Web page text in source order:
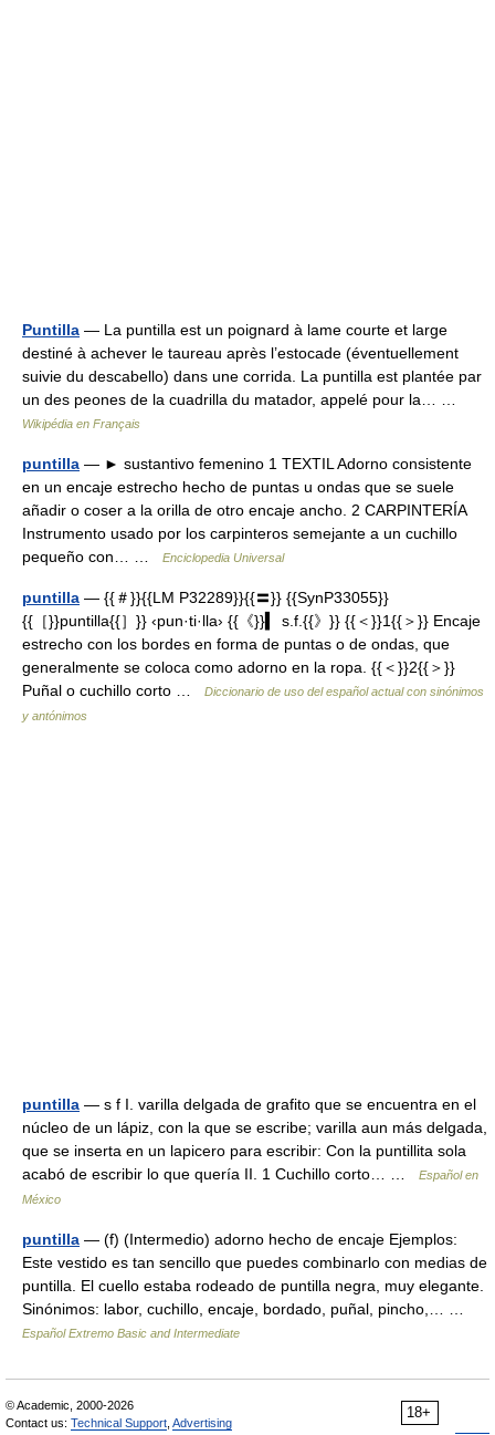
Puntilla — La puntilla est un poignard à lame courte et large
destiné à achever le taureau après l’estocade (éventuellement
suivie du descabello) dans une corrida. La puntilla est plantée par
un des peones de la cuadrilla du matador, appelé pour la… …
Wikipédia en Français
puntilla — ► sustantivo femenino 1 TEXTIL Adorno consistente
en un encaje estrecho hecho de puntas u ondas que se suele
añadir o coser a la orilla de otro encaje ancho. 2 CARPINTERÍA
Instrumento usado por los carpinteros semejante a un cuchillo
pequeño con… …
Enciclopedia Universal
puntilla — {{＃}}{{LM P32289}}{{〓}} {{SynP33055}}
{{［}}puntilla{{］}} ‹pun·ti·lla› {{《}}▍ s.f.{{》}} {{＜}}1{{＞}} Encaje
estrecho con los bordes en forma de puntas o de ondas, que
generalmente se coloca como adorno en la ropa. {{＜}}2{{＞}}
Puñal o cuchillo corto …
Diccionario de uso del español actual con sinónimos
y antónimos
puntilla — s f I. varilla delgada de grafito que se encuentra en el
núcleo de un lápiz, con la que se escribe; varilla aun más delgada,
que se inserta en un lapicero para escribir: Con la puntillita sola
acabó de escribir lo que quería II. 1 Cuchillo corto… …
Español en
México
puntilla — (f) (Intermedio) adorno hecho de encaje Ejemplos:
Este vestido es tan sencillo que puedes combinarlo con medias de
puntilla. El cuello estaba rodeado de puntilla negra, muy elegante.
Sinónimos: labor, cuchillo, encaje, bordado, puñal, pincho,… …
Español Extremo Basic and Intermediate
18+
© Academic, 2000-2026
Contact us: Technical Support Advertising